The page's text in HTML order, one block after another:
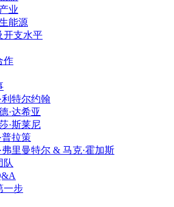
业
能源
开支水平
作
利特尔约翰
·达希亚
·斯莱尼
普拉策
弗里曼特尔 & 马克·霍加斯
队
一步